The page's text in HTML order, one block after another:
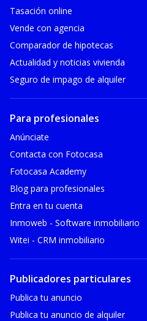
Tasación online
Vende con agencia
Comparador de hipotecas
Actualidad y noticias vivienda
Seguro de impago de alquiler
Para profesionales
Anúnciate
Contacta con Fotocasa
Fotocasa Academy
Blog para profesionales
Entra en tu cuenta
Inmoweb - Software inmobiliario
Witei - CRM inmobiliario
Publicadores particulares
Publica tu anuncio
Publica tu anuncio de alquiler